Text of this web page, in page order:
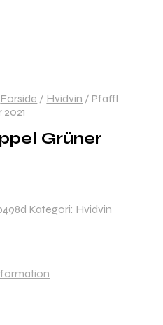
Forside / Hvidvin / Pfaffl
Grüner
Kategori: Hvidvin